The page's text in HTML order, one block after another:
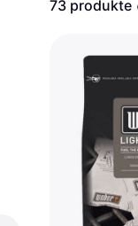
Ratenzahlung
73 produkte